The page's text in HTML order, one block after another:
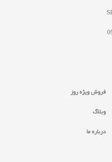
فروش ویژه روز
وبلاگ
درباره ما